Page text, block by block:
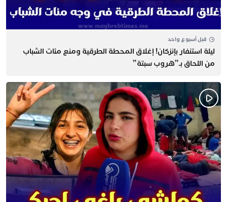
قبل أسبوع واحد
​ليلة استنفار بإنزكان! إغلاق المحطة الطرقية ومنع مئات الشباب
من اللحاق بـ”هروب سبتة”